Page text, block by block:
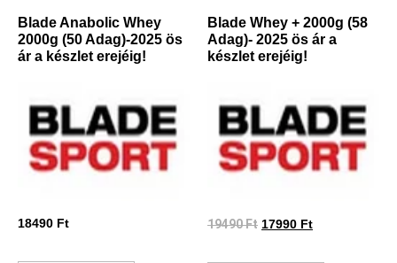
Blade Anabolic Whey
2000g (50 Adag)-2025 ös
ár a készlet erejéig!
18490 Ft
Blade Whey + 2000g (58
Adag)- 2025 ös ár a
készlet erejéig!
19490Ft 17990 Ft